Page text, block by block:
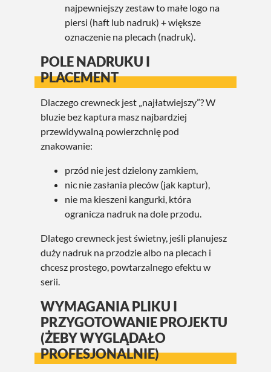
najpewniejszy zestaw to małe logo na
piersi (haft lub nadruk) + większe
oznaczenie na plecach (nadruk).
POLE NADRUKU I
PLACEMENT
Dlaczego crewneck jest „najłatwiejszy”? W
bluzie bez kaptura masz najbardziej
przewidywalną powierzchnię pod
znakowanie:
przód nie jest dzielony zamkiem,
nic nie zasłania pleców (jak kaptur),
nie ma kieszeni kangurki, która
ogranicza nadruk na dole przodu.
Dlatego crewneck jest świetny, jeśli planujesz
duży nadruk na przodzie albo na plecach i
chcesz prostego, powtarzalnego efektu w
serii.
WYMAGANIA PLIKU I
PRZYGOTOWANIE PROJEKTU
(ŻEBY WYGLĄDAŁO
PROFESJONALNIE)